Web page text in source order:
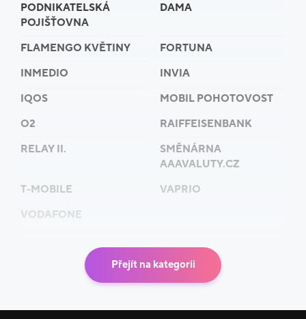
PODNIKATELSKÁ
POJIŠŤOVNA
DAMA
FLAMENGO KVĚTINY
FORTUNA
INMEDIO
INVIA
IQOS
MOBIL POHOTOVOST
O2
RAIFFEISENBANK
RELAY II.
SMĚNÁRNA
AAAVALUTY.CZ
T-MOBILE
VAPRIO
VODAFONE
Přejít na kategorii